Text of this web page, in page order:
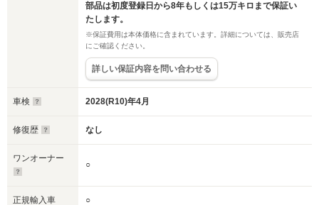
部品は初度登録日から8年もしくは15万キロまで保証い
たします。
※保証費用は本体価格に含まれています。詳細については、販売店
にご確認ください。
詳しい保証内容を問い合わせる
車検 2028(R10)年4月
修復歴 なし
ワンオーナー
○
正規輸入車 ○